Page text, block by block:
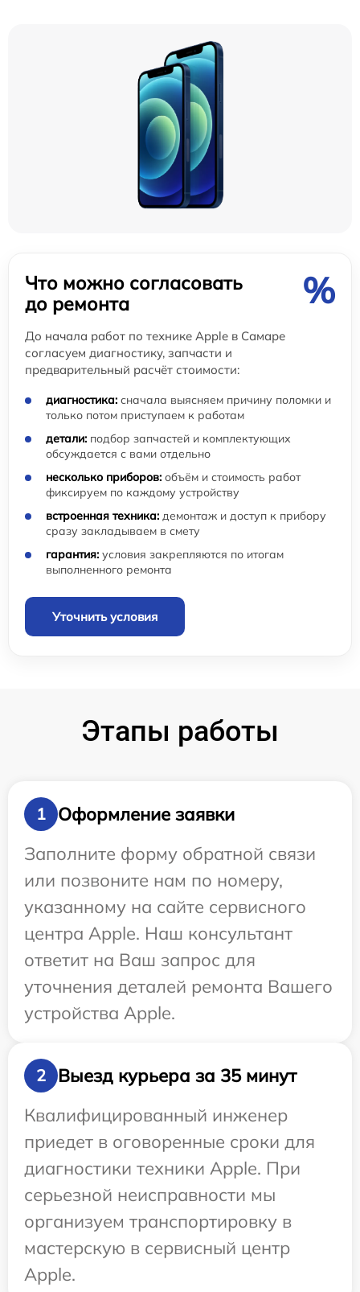
Что можно согласовать
до ремонта
%
До начала работ по технике Apple в Самаре
согласуем диагностику, запчасти и
предварительный расчёт стоимости:
диагностика: сначала выясняем причину поломки и
только потом приступаем к работам
детали: подбор запчастей и комплектующих
обсуждается с вами отдельно
несколько приборов: объём и стоимость работ
фиксируем по каждому устройству
встроенная техника: демонтаж и доступ к прибору
сразу закладываем в смету
гарантия: условия закрепляются по итогам
выполненного ремонта
Уточнить условия
Этапы работы
1
Оформление заявки
Заполните форму обратной связи
или позвоните нам по номеру,
указанному на сайте сервисного
центра Apple. Наш консультант
ответит на Ваш запрос для
уточнения деталей ремонта Вашего
устройства Apple.
2
Выезд курьера за 35 минут
Квалифицированный инженер
приедет в оговоренные сроки для
диагностики техники Apple. При
серьезной неисправности мы
организуем транспортировку в
мастерскую в сервисный центр
Apple.